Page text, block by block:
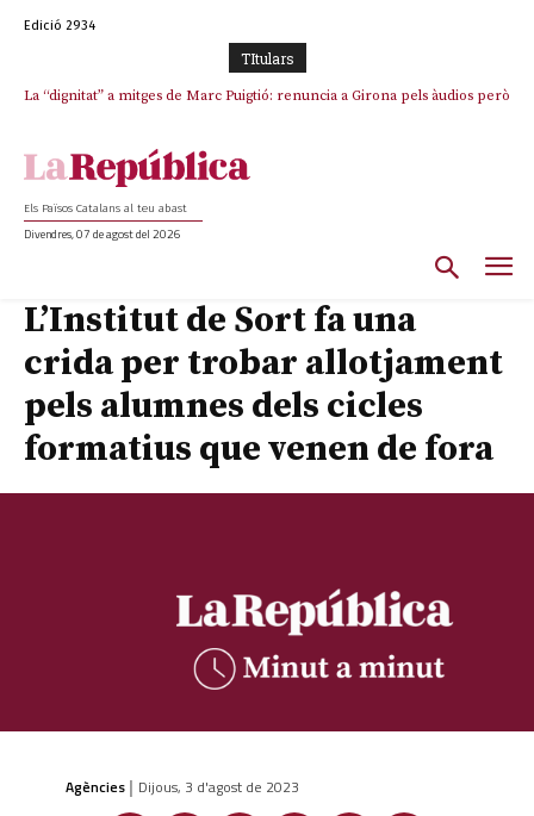
Edició 2934
TItulars
La “dignitat” a mitges de Marc Puigtió: renuncia a Girona pels àudios però
Els Països Catalans al teu abast
Divendres, 07 de agost del 2026
L’Institut de Sort fa una
crida per trobar allotjament
pels alumnes dels cicles
formatius que venen de fora
Agències | Dijous, 3 d'agost de 2023